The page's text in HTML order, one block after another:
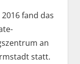
fand das
an
statt.